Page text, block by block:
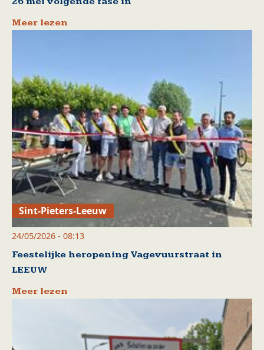
Meer lezen
Sint-Pieters-Leeuw
24/05/2026 - 08:13
Feestelijke heropening Vagevuurstraat in
LEEUW
Meer lezen